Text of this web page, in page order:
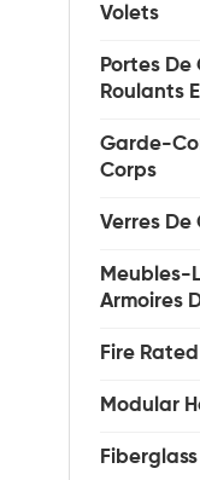
Volets
Portes
Roulants
Garde-
Corps
Verres
Meubles-
Armoires
Fire
Modular